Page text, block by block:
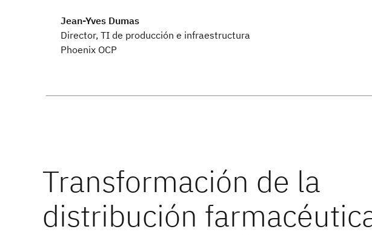
Jean-Yves Dumas
Director, TI de producción e infraestructura
Phoenix OCP